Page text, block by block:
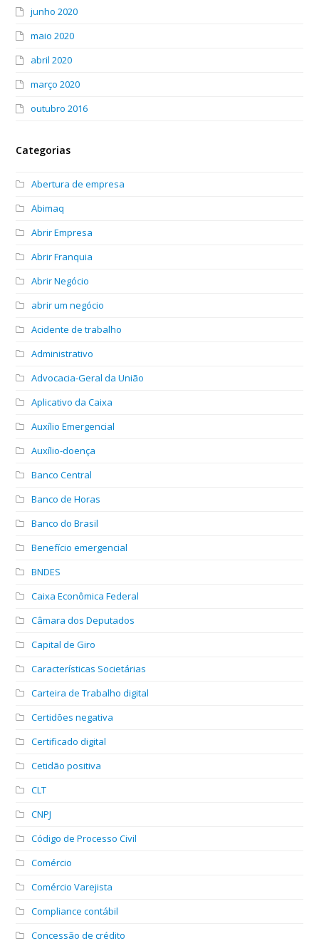
junho 2020
maio 2020
abril 2020
março 2020
outubro 2016
Categorias
Abertura de empresa
Abimaq
Abrir Empresa
Abrir Franquia
Abrir Negócio
abrir um negócio
Acidente de trabalho
Administrativo
Advocacia-Geral da União
Aplicativo da Caixa
Auxílio Emergencial
Auxílio-doença
Banco Central
Banco de Horas
Banco do Brasil
Benefício emergencial
BNDES
Caixa Econômica Federal
Câmara dos Deputados
Capital de Giro
Características Societárias
Carteira de Trabalho digital
Certidões negativa
Certificado digital
Cetidão positiva
CLT
CNPJ
Código de Processo Civil
Comércio
Comércio Varejista
Compliance contábil
Concessão de crédito